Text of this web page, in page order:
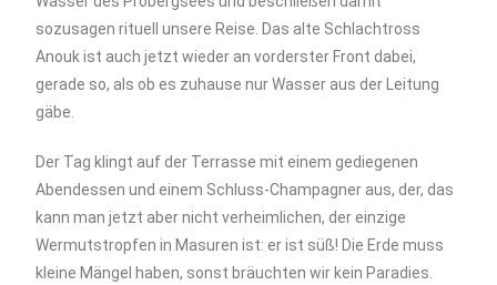
sozusagen rituell unsere Reise. Das alte Schlachtross
Anouk ist auch jetzt wieder an vorderster Front dabei,
gerade so, als ob es zuhause nur Wasser aus der Leitung
gäbe.
Der Tag klingt auf der Terrasse mit einem gediegenen
Abendessen und einem Schluss-Champagner aus, der, das
kann man jetzt aber nicht verheimlichen, der einzige
Wermutstropfen in Masuren ist: er ist süß! Die Erde muss
kleine Mängel haben, sonst bräuchten wir kein Paradies.